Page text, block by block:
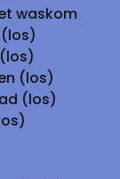
waskom
(los)
(los)